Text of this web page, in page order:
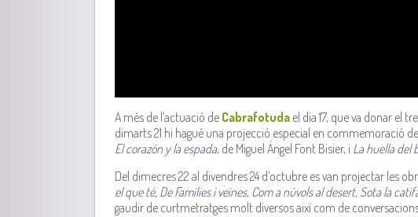
A més de l’actuació de Cabrafotudael dia 17, que va donar el
dimarts 21 hi hagué una projecció especial en commemoració
El corazón y la espada, de Miguel Ángel Font Bisier, i La huella del
Del dimecres 22 al divendres 24 d’octubre es van projectar les
el que té, De Famílies i veïnes, Com a núvols al desert, Sota la
gaudir de curtmetratges molt diversos així com de